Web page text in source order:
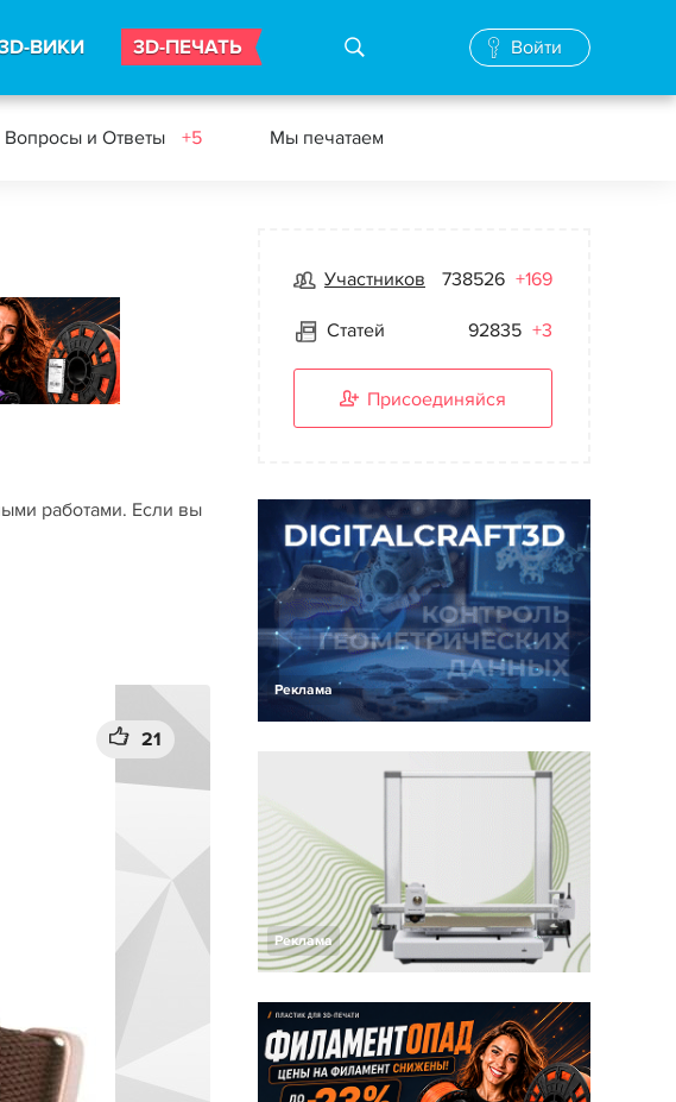
ВИКИ 3D-ПЕЧАТЬ Войти
Вопросы и Ответы +5 Мы печатаем
работами. Если вы
21
Участников 738526 +169
Статей 92835 +3
Присоединяйся
Реклама
Реклама